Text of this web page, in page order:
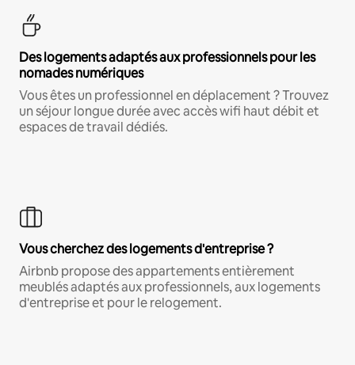
Des logements adaptés aux professionnels pour les
nomades numériques
Vous êtes un professionnel en déplacement ? Trouvez
un séjour longue durée avec accès wifi haut débit et
espaces de travail dédiés.
Vous cherchez des logements d'entreprise ?
Airbnb propose des appartements entièrement
meublés adaptés aux professionnels, aux logements
d'entreprise et pour le relogement.